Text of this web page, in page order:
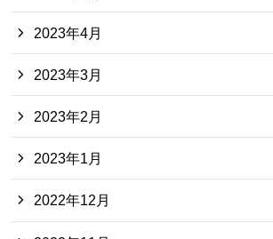
2023年4月
2023年3月
2023年2月
2023年1月
2022年12月